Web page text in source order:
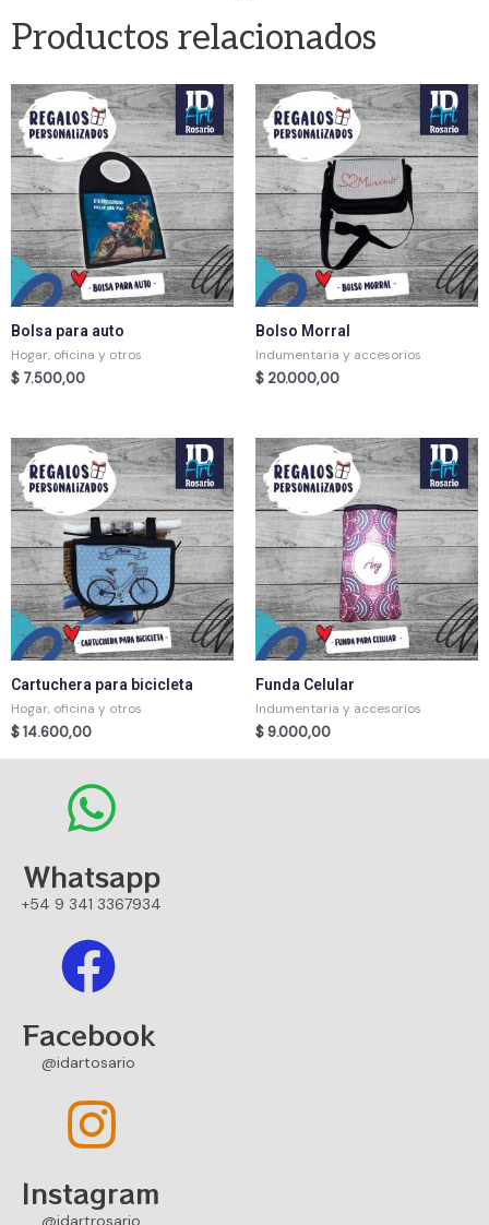
Productos relacionados
Bolsa para auto
Hogar, oficina y otros
$ 7.500,00
Bolso Morral
Indumentaria y accesorios
$ 20.000,00
Cartuchera para bicicleta
Hogar, oficina y otros
$14.600,00
Funda Celular
Indumentaria y accesorios
$9.000,00
Whatsapp
+54 9 341 3367934
Facebook
@idartosario
Instagram